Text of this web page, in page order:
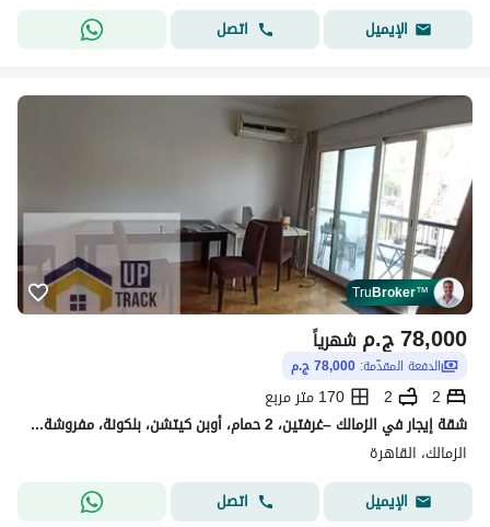
الإيميل
اتصل
TruBroker™
ج.م78,000 شهرياً
الدفعة المقدّمة: 78,000 ج.م
2
2
170 متر مربع
شقة إيجار في الزمالك –غرفتين، 2 حمام، أوبن كيتشن، بلكونة، مفروشة بالكامل
الزمالك، القاهرة
الإيميل
اتصل